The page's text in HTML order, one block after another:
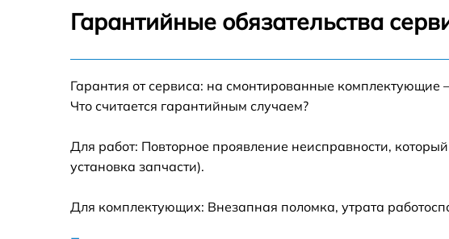
Замена динамика телефона BlackView A60
Замена задней крышки телефона BlackView
Гарантийные обязательства
Гарантия от сервиса: на смонтированные комплектующие
Что считается гарантийным случаем?
Для работ: Повторное проявление неисправности,
установка запчасти).
Для комплектующих: Внезапная поломка, утрата